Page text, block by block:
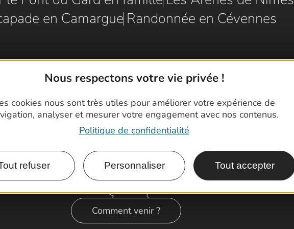
Nous respectons votre vie privée !
cookies nous sont très utiles pour améliorer votre expérience de
analyser et mesurer votre engagement avec nos contenus.
Politique de confidentialité
refuser Personnaliser Tout accepter
en Camargue Randonnée en Cévennes
Comment venir ?